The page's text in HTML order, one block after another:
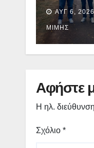
οδού
Αβδέλλα
ΑΥΓ 6, 2026
ΜΊΜΗΣ
Αφήστε
Η ηλ.
Σχόλιο *